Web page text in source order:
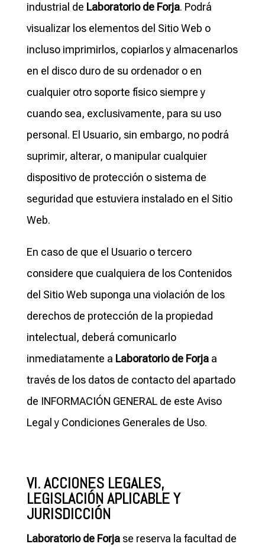
industrial de Laboratorio de Forja. Podrá
visualizar los elementos del Sitio Web o
incluso imprimirlos, copiarlos y almacenarlos
en el disco duro de su ordenador o en
cualquier otro soporte físico siempre y
cuando sea, exclusivamente, para su uso
personal. El Usuario, sin embargo, no podrá
suprimir, alterar, o manipular cualquier
dispositivo de protección o sistema de
seguridad que estuviera instalado en el Sitio
Web.
En caso de que el Usuario o tercero
considere que cualquiera de los Contenidos
del Sitio Web suponga una violación de los
derechos de protección de la propiedad
intelectual, deberá comunicarlo
inmediatamente a Laboratorio de Forjaa
través de los datos de contacto del apartado
de INFORMACIÓN GENERAL de este Aviso
Legal y Condiciones Generales de Uso.
VI. ACCIONES LEGALES,
LEGISLACIÓN APLICABLE Y
JURISDICCIÓN
Laboratorio de Forjase reserva la facultad de